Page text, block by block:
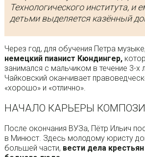
Технологического института, и
детьми выделяется казённый
Через год, для обучения Петра
немецкий пианист Кюндингер,
занимался с мальчиком в течение 3-х
Чайковский оканчивает
«хорошо» и «отлично».
НАЧАЛО КАРЬЕРЫ
После окончания ВУЗа, Пётр Ильич
в Минюст. Здесь молодому юристу
большей части, вести дела